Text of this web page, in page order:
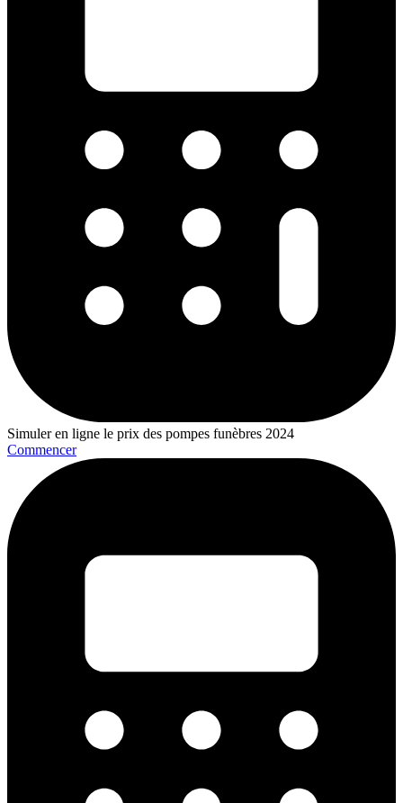
Simuler en ligne le prix des pompes funèbres 2024
Commencer